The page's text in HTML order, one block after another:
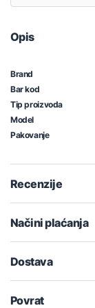
Opis
Brand
Bar kod
Tip proizvoda
Model
Pakovanje
Recenzije
Načini plaćanja
Dostava
Povrat